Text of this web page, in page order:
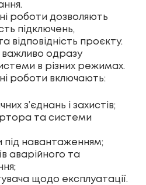
роботи дозволяють
підключень,
відповідність проєкту.
важливо одразу
в різних режимах.
роботи включають:
з’єднань і захистів;
та системи
під навантаженням;
аварійного та
щодо експлуатації.